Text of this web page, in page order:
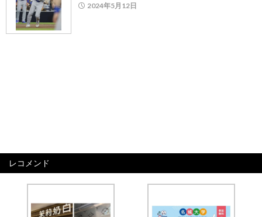
2024年5月12日
レコメンド